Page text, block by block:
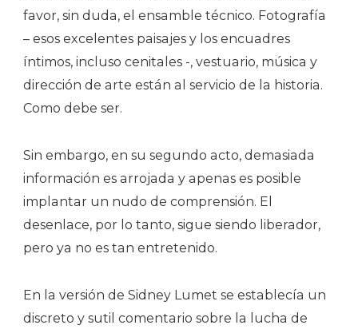
favor, sin duda, el ensamble técnico. Fotografía
– esos excelentes paisajes y los encuadres
íntimos, incluso cenitales -, vestuario, música y
dirección de arte están al servicio de la historia.
Como debe ser.
Sin embargo, en su segundo acto, demasiada
información es arrojada y apenas es posible
implantar un nudo de comprensión. El
desenlace, por lo tanto, sigue siendo liberador,
pero ya no es tan entretenido.
En la versión de Sidney Lumet se establecía un
discreto y sutil comentario sobre la lucha de